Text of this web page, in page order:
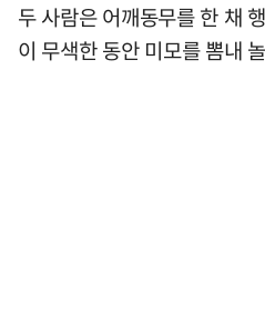
두 사람은 어깨동무를 한 채
이 무색한 동안 미모를 뽐내